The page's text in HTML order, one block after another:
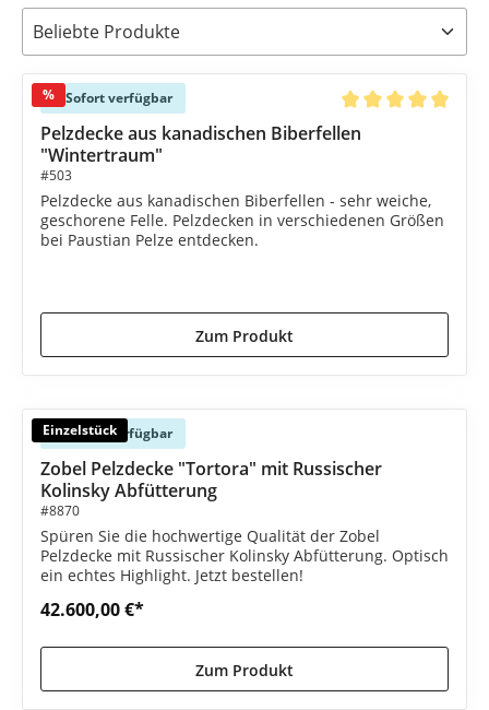
% Sofort verfügbar
Durchschnittliche
Pelzdecke aus kanadischen Biberfellen
"Wintertraum"
#503
Pelzdecke aus kanadischen Biberfellen - sehr weiche,
geschorene Felle. Pelzdecken in verschiedenen Größen
bei Paustian Pelze entdecken.
Zum Produkt
Einzelstück
Sofort verfügbar
Zobel Pelzdecke "Tortora" mit Russischer
Kolinsky Abfütterung
#8870
Spüren Sie die hochwertige Qualität der Zobel
Pelzdecke mit Russischer Kolinsky Abfütterung. Optisch
ein echtes Highlight. Jetzt bestellen!
42.600,00 €*
Zum Produkt